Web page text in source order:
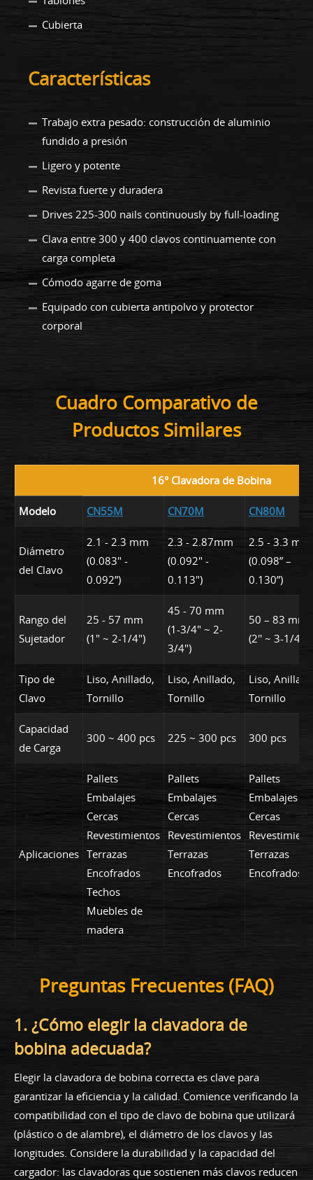
Cubierta
Características
Trabajo extra pesado: construcción de aluminio
fundido a presión
Ligero y potente
Revista fuerte y duradera
Drives 225-300 nails continuously by full-loading
Clava entre 300 y 400 clavos continuamente con
carga completa
Cómodo agarre de goma
Equipado con cubierta antipolvo y protector
corporal
Cuadro Comparativo de
Productos Similares
16° Clavadora de Bobina
Modelo CN55M CN70M CN80M
Diámetro
del Clavo
2.1 - 2.3 mm
(0.083" -
0.092”)
2.3 - 2.87mm
(0.092" -
0.113")
2.5 - 3.3 mm
(0.098” –
0.130”)
Rango del
Sujetador
25 - 57 mm
(1" ~ 2-1/4")
45 - 70 mm
(1-3/4" ~ 2-
3/4")
50 – 83 mm
(2'' ~ 3-1/4")
Tipo de
Clavo
Liso, Anillado,
Tornillo
Liso, Anillado,
Tornillo
Liso,
Tornillo
Capacidad
de Carga
300 ~ 400 pcs 225 ~ 300 pcs 300 pcs
Aplicaciones
Pallets
Embalajes
Cercas
Revestimientos
Terrazas
Encofrados
Techos
Muebles de
madera
Pallets
Embalajes
Cercas
Revestimientos
Terrazas
Encofrados
Pallets
Embalajes
Cercas
Terrazas
Encofrados
Preguntas Frecuentes (FAQ)
1. ¿Cómo elegir la clavadora de
bobina adecuada?
Elegir la clavadora de bobina correcta es clave para
garantizar la eficiencia y la calidad. Comience verificando la
compatibilidad con el tipo de clavo de bobina que utilizará
(plástico o de alambre), el diámetro de los clavos y las
longitudes. Considere la durabilidad y la capacidad del
cargador: las clavadoras que sostienen más clavos reducen